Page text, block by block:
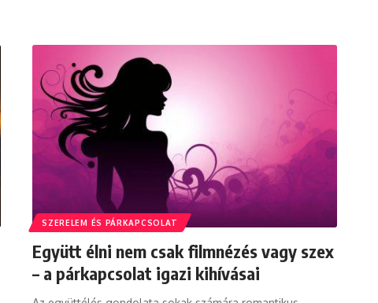
SZERELEM ÉS PÁRKAPCSOLAT
Együtt élni nem csak filmnézés vagy szex
– a párkapcsolat igazi kihívásai